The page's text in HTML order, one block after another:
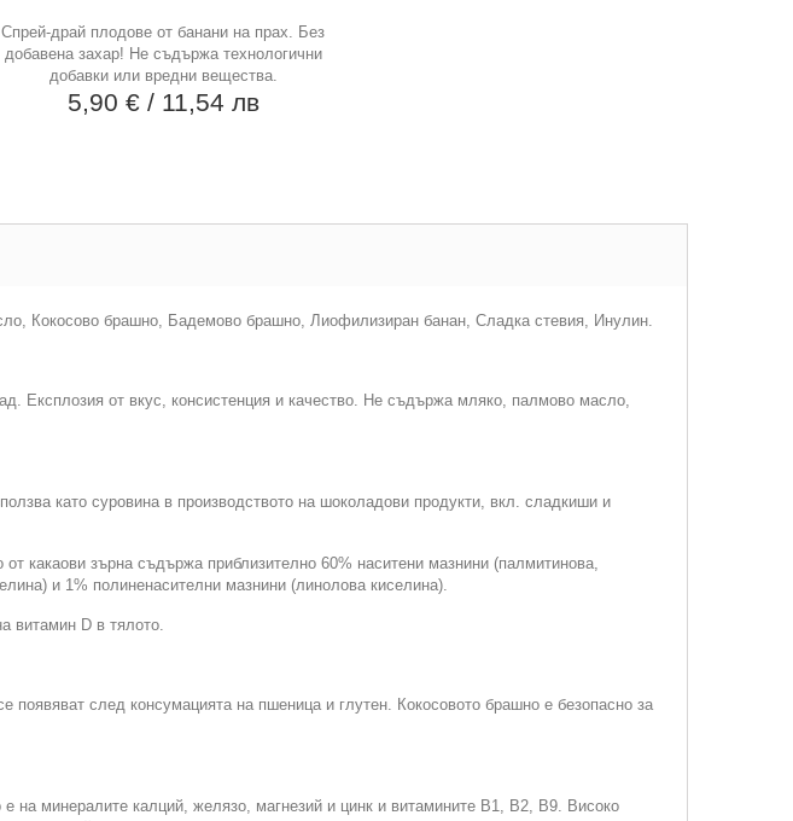
Спрей-драй плодове от банани на прах. Без
добавена захар! Не съдържа технологични
добавки или вредни вещества.
5,90 € / 11,54 лв
Кокосово брашно, Бадемово брашно, Лиофилизиран банан, Сладка стевия, Инулин.
Експлозия от вкус, консистенция и качество. Не съдържа мляко, палмово масло,
като суровина в производството на шоколадови продукти, вкл. сладкиши и
какаови зърна съдържа приблизително 60% наситени мазнини (палмитинова,
и 1% полиненасителни мазнини (линолова киселина).
витамин D в тялото.
появяват след консумацията на пшеница и глутен. Кокосовото брашно е безопасно за
на минералите калций, желязо, магнезий и цинк и витамините В1, В2, В9. Високо